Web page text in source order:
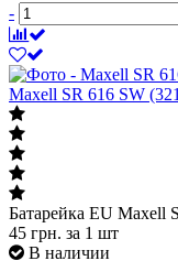
Батарейка EU Maxell
90грн.за 1 шт
В наличии
-
Maxell SR 616 SW